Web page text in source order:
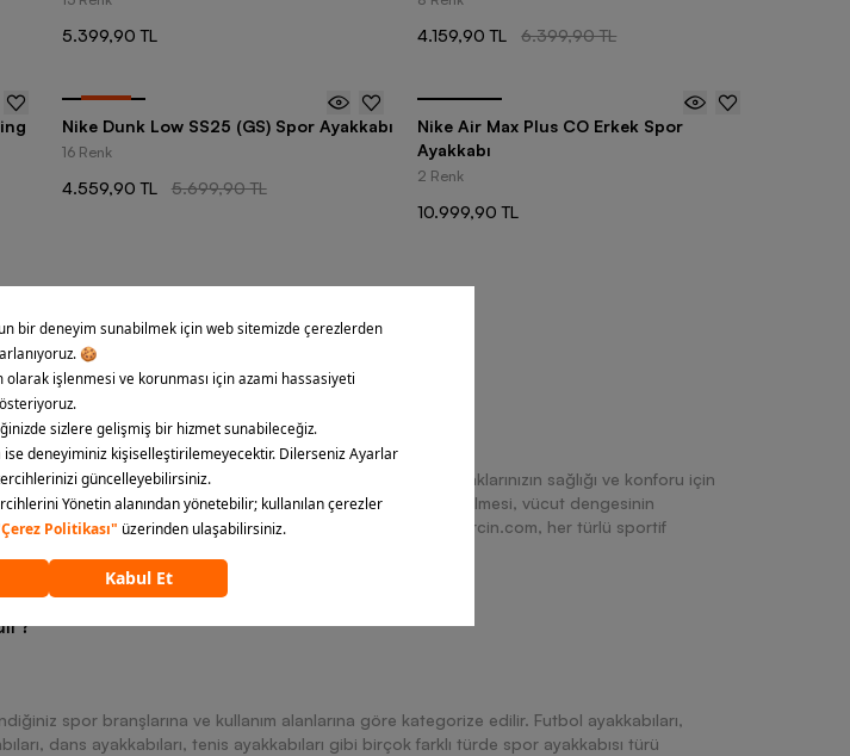
5.399,90 TL 4.159,90 TL 6.399,90 TL
Nike Dunk Low SS25 (GS) Spor Ayakkabı
16 Renk
4.559,90 TL 5.699,90 TL
Nike Air Max Plus CO Erkek Spor
Ayakkabı
2 Renk
10.999,90 TL
1 2 3 ... 100
vücut yükünüzü çeken, sizi dilediğiniz yere taşıyan ayaklarınızın sağlığı ve konforu için
de sportif aktivitelerde ayaklarınıza binen yükün hafifletilmesi, vücut dengesinin
bakımından ayakkabılara büyük görevler düşer. Barcin.com, her türlü sportif
spor branşlarına ve kullanım alanlarına göre kategorize edilir. Futbol ayakkabıları,
dans ayakkabıları, tenis ayakkabıları gibi birçok farklı türde spor ayakkabısı türü